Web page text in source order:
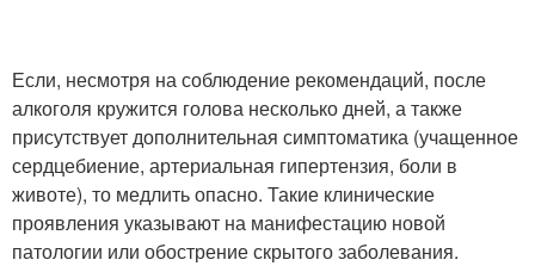
Если, несмотря на соблюдение рекомендаций, после
алкоголя кружится голова несколько дней, а также
присутствует дополнительная симптоматика (учащенное
сердцебиение, артериальная гипертензия, боли в
животе), то медлить опасно. Такие клинические
проявления указывают на манифестацию новой
патологии или обострение скрытого заболевания.